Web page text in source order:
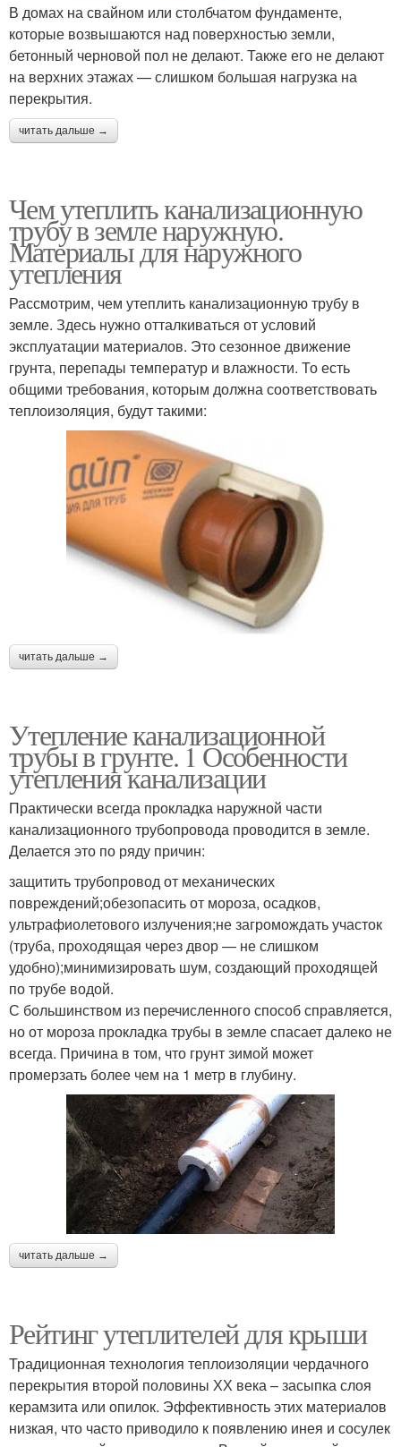
В домах на свайном или столбчатом фундаменте,
которые возвышаются над поверхностью земли,
бетонный черновой пол не делают. Также его не делают
на верхних этажах — слишком большая нагрузка на
перекрытия.
читать дальше →
Чем утеплить канализационную
трубу в земле наружную.
Материалы для наружного
утепления
Рассмотрим, чем утеплить канализационную трубу в
земле. Здесь нужно отталкиваться от условий
эксплуатации материалов. Это сезонное движение
грунта, перепады температур и влажности. То есть
общими требования, которым должна соответствовать
теплоизоляция, будут такими:
читать дальше →
Утепление канализационной
трубы в грунте. 1 Особенности
утепления канализации
Практически всегда прокладка наружной части
канализационного трубопровода проводится в земле.
Делается это по ряду причин:
защитить трубопровод от механических
повреждений;обезопасить от мороза, осадков,
ультрафиолетового излучения;не загромождать участок
(труба, проходящая через двор — не слишком
удобно);минимизировать шум, создающий проходящей
по трубе водой.
С большинством из перечисленного способ справляется,
но от мороза прокладка трубы в земле спасает далеко не
всегда. Причина в том, что грунт зимой может
промерзать более чем на 1 метр в глубину.
читать дальше →
Рейтинг утеплителей для крыши
Традиционная технология теплоизоляции чердачного
перекрытия второй половины ХХ века – засыпка слоя
керамзита или опилок. Эффективность этих материалов
низкая, что часто приводило к появлению инея и сосулек